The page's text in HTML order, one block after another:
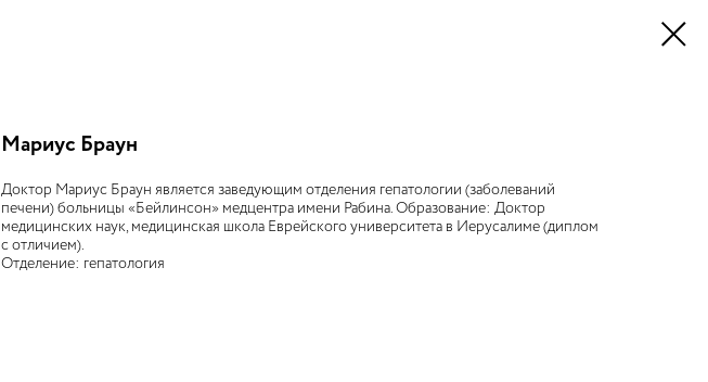
Мариус Браун
Доктор Мариус Браун является заведующим отделения гепатологии (заболеваний
печени) больницы «Бейлинсон» медцентра имени Рабина. Образование: Доктор
медицинских наук, медицинская школа Еврейского университета в Иерусалиме (диплом
с отличием).
Отделение: гепатология